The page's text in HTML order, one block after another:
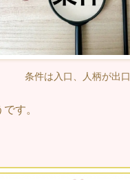
条件は入口、人柄が出口
す。